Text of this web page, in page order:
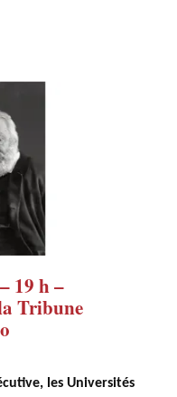
19 h –
Tribune
les Universités